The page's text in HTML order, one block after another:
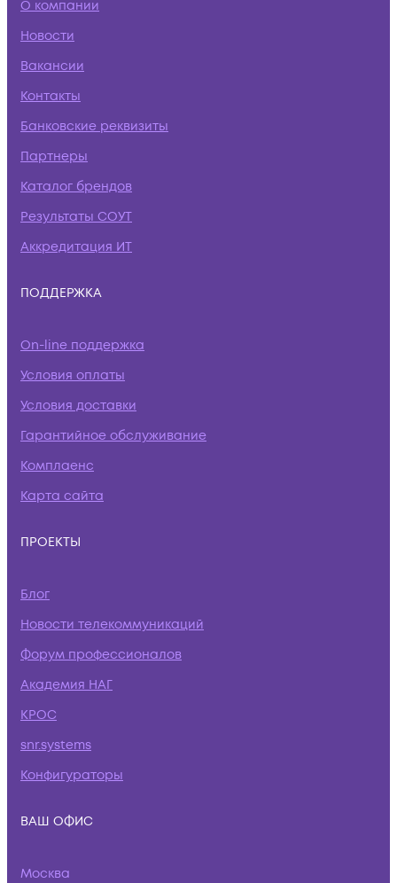
О компании
Новости
Вакансии
Контакты
Банковские реквизиты
Партнеры
Каталог брендов
Результаты СОУТ
Аккредитация ИТ
ПОДДЕРЖКА
On-line поддержка
Условия оплаты
Условия доставки
Гарантийное обслуживание
Комплаенс
Карта сайта
ПРОЕКТЫ
Блог
Новости телекоммуникаций
Форум профессионалов
Академия НАГ
КРОС
snr.systems
Конфигураторы
ВАШ ОФИС
Москва